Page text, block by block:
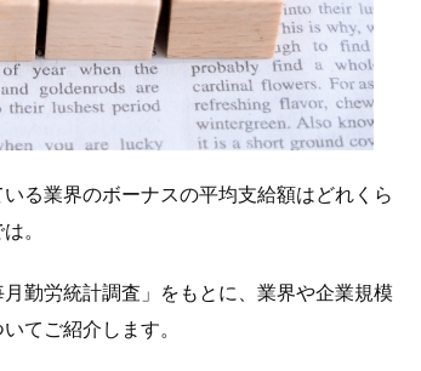
る業界のボーナスの平均支給額はどれくら
。
勤労統計調査」をもとに、業界や企業規模
てご紹介します。